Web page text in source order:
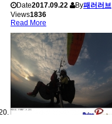
Date2017.09.22 By패러러브
Views1836
Read More